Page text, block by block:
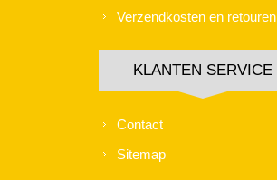
Verzendkosten en retouren
KLANTEN SERVICE
Contact
Sitemap